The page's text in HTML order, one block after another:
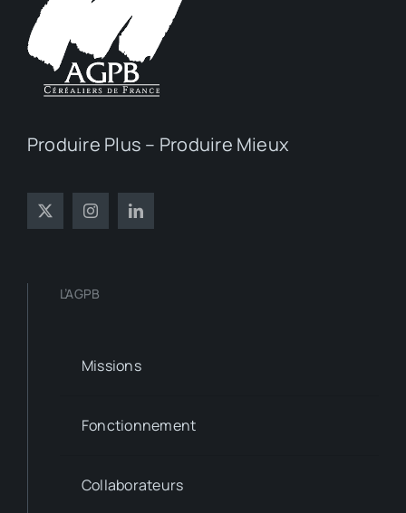
Produire Plus – Produire Mieux
L’AGPB
Missions
Fonctionnement
Collaborateurs